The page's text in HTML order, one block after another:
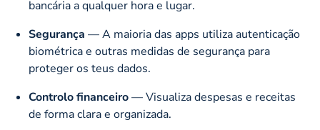
bancária a qualquer hora e lugar.
Segurança — A maioria das apps utiliza autenticação
biométrica e outras medidas de segurança para
proteger os teus dados.
Controlo financeiro— Visualiza despesas e receitas
de forma clara e organizada.